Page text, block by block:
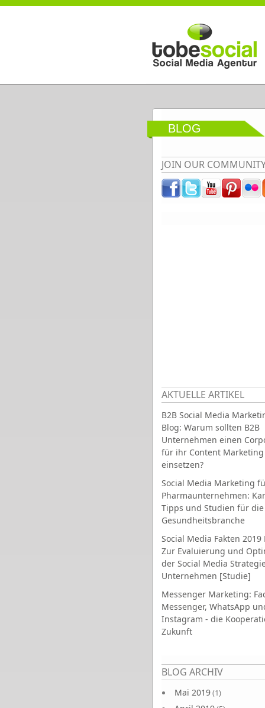
Direkt zum Inhalt
BLOG
JOIN OUR
AKTUELLE ARTIKEL
B2B Social Media
Blog: Warum sollten B2B
Unternehmen einen
für ihr Content Marketing
einsetzen?
Social Media Marketing
Pharmaunternehmen:
Tipps und Studien für die
Gesundheitsbranche
Social Media Fakten 2019
Zur Evaluierung und
der Social Media
Unternehmen [Studie]
Messenger Marketing:
Messenger, WhatsApp
Instagram - die
Zukunft
BLOG ARCHIV
Mai 2019(1)
Seiten